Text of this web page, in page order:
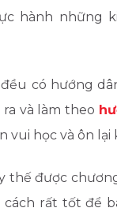
hành những
có hướng
và làm theo
học và ôn lại
thế được
rất tốt để